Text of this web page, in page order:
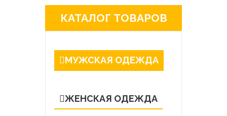
КАТАЛОГ ТОВАРОВ
МУЖСКАЯ ОДЕЖДА
ЖЕНСКАЯ ОДЕЖДА